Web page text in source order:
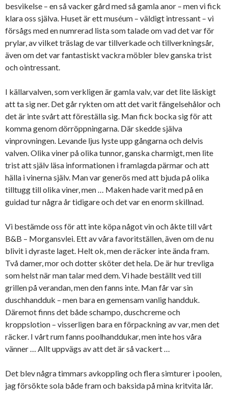
besvikelse – en så vacker gård med så gamla anor – men vi fick
klara oss själva. Huset är ett muséum – väldigt intressant – vi
försågs med en numrerad lista som talade om vad det var för
prylar, av vilket träslag de var tillverkade och tillverkningsår,
även om det var fantastiskt vackra möbler blev ganska trist
och ointressant.
I källarvalven, som verkligen är gamla valv, var det lite läskigt
att ta sig ner. Det går rykten om att det varit fängelsehålor och
det är inte svårt att föreställa sig. Man fick bocka sig för att
komma genom dörröppningarna. Där skedde själva
vinprovningen. Levande ljus lyste upp gångarna och delvis
valven. Olika viner på olika tunnor, ganska charmigt, men lite
trist att själv läsa informationen i framlagda pärmar och att
hälla i vinerna själv. Man var generös med att bjuda på olika
tilltugg till olika viner, men … Maken hade varit med på en
guidad tur några år tidigare och det var en enorm skillnad.
Vi bestämde oss för att inte köpa något vin och åkte till vårt
B&B – Morgansvlei. Ett av våra favoritställen, även om de nu
blivit i dyraste laget. Helt ok, men de räcker inte ända fram.
Två damer, mor och dotter sköter det hela. De är hur trevliga
som helst när man talar med dem. Vi hade beställt ved till
grillen på verandan, men den fanns inte. Man får var sin
duschhandduk – men bara en gemensam vanlig handduk.
Däremot finns det både schampo, duschcreme och
kroppslotion – visserligen bara en förpackning av var, men det
räcker. I vårt rum fanns poolhanddukar, men inte hos våra
vänner … Allt uppvägs av att det är så vackert …
Det blev några timmars avkoppling och flera simturer i poolen,
jag försökte sola både fram och baksida på mina kritvita lår.